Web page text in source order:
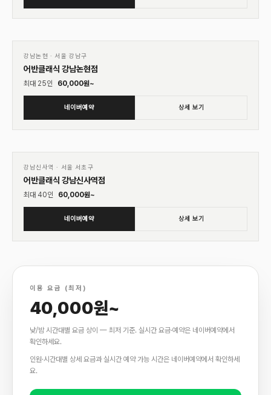
01
강남논현 · 서울 강남구
어반클래식 강남논현점
최대 25인 60,000원~
네이버예약 상세 보기
01
강남신사역 · 서울 서초구
어반클래식 강남신사역점
최대 40인 60,000원~
네이버예약 상세 보기
이용 요금 (최저)
40,000원~
낮/밤 시간대별 요금 상이 — 최저 기준. 실시간 요금·예약은 네이버예약에서
확인하세요.
인원·시간대별 상세 요금과 실시간 예약 가능 시간은 네이버예약에서 확인하세
요.